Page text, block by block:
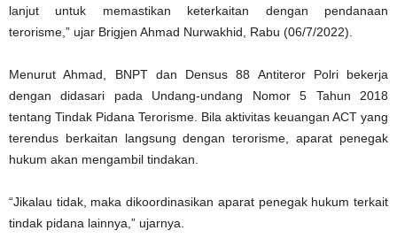
lanjut untuk memastikan keterkaitan dengan pendanaan
terorisme,” ujar Brigjen Ahmad Nurwakhid, Rabu (06/7/2022).
Menurut Ahmad, BNPT dan Densus 88 Antiteror Polri bekerja
dengan didasari pada Undang-undang Nomor 5 Tahun 2018
tentang Tindak Pidana Terorisme. Bila aktivitas keuangan ACT yang
terendus berkaitan langsung dengan terorisme, aparat penegak
hukum akan mengambil tindakan.
“Jikalau tidak, maka dikoordinasikan aparat penegak hukum terkait
tindak pidana lainnya,” ujarnya.